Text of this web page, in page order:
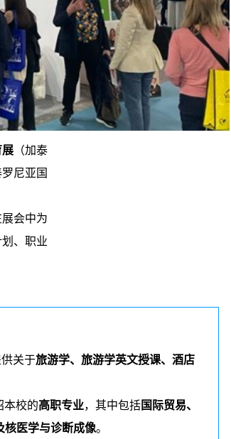
展 （加泰
尼亚国
会中为
、职业
关于旅游学、旅游学英文授课、酒店
本校的高职专业，其中包括国际贸易、
核医学与诊断成像。